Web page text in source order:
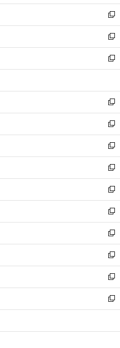
開
く
ウ
で
開
く
ン
ド
ウ
で
開
く
ウ
ィ
ン
ド
ウ
で
開
し
い
ウ
ィ
ン
ド
ウ
開
く
新
し
い
ウ
ィ
ン
ウ
で
開
く
新
し
い
ウ
ン
ド
ウ
で
開
く
新
し
ウ
ィ
ン
ド
ウ
で
開
く
新
し
い
ウ
ィ
ン
ド
ウ
で
開
く
新
し
い
ウ
ィ
ン
ド
ウ
で
開
く
新
し
い
ウ
ィ
ン
ド
ウ
で
開
く
新
し
い
ウ
ィ
ン
ド
ウ
で
開
く
新
し
い
ウ
ィ
ン
ド
ウ
で
開
く
新
し
い
ウ
ィ
ン
ド
ウ
で
開
新
し
い
ウ
ィ
ン
ド
ウ
開
新
し
い
ウ
ィ
ン
ウ
新
し
い
ウ
ン
新
し
ウ